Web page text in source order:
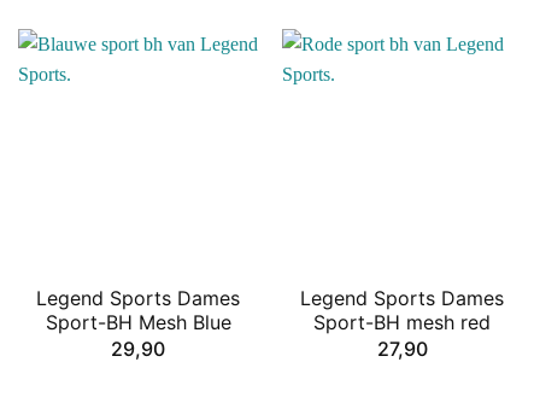
Legend Sports Dames
Sport-BH Mesh Blue
29,90
Legend Sports Dames
Sport-BH mesh red
27,90